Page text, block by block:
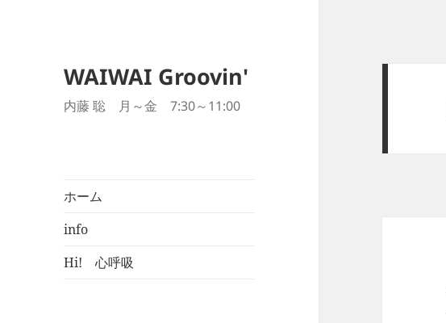
WAIWAI Groovin'
内藤 聡 月～金 7:30～11:00
ホーム
info
Hi! 心呼吸